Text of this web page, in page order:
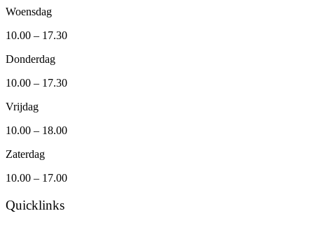
Woensdag
10.00 – 17.30
Donderdag
10.00 – 17.30
Vrijdag
10.00 – 18.00
Zaterdag
10.00 – 17.00
Quicklinks